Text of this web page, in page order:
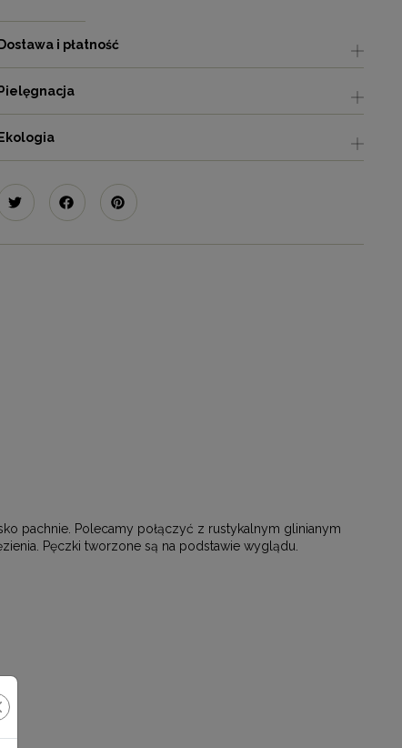
Dostawa i płatność
Pielęgnacja
Ekologia
pachnie. Polecamy połączyć z rustykalnym glinianym
Pęczki tworzone są na podstawie wyglądu.